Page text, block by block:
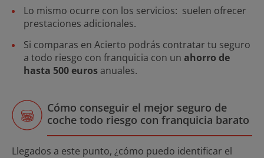
Lo mismo ocurre con los servicios: suelen ofrecer
prestaciones adicionales.
Si comparas en Acierto podrás contratar tu seguro
a todo riesgo con franquicia con un ahorro de
hasta 500 euros anuales.
Cómo conseguir el mejor seguro de
coche todo riesgo con franquicia barato
Llegados a este punto, ¿cómo puedo identificar el